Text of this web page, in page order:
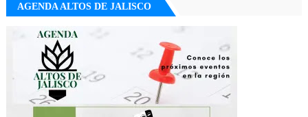
AGENDA ALTOS DE JALISCO